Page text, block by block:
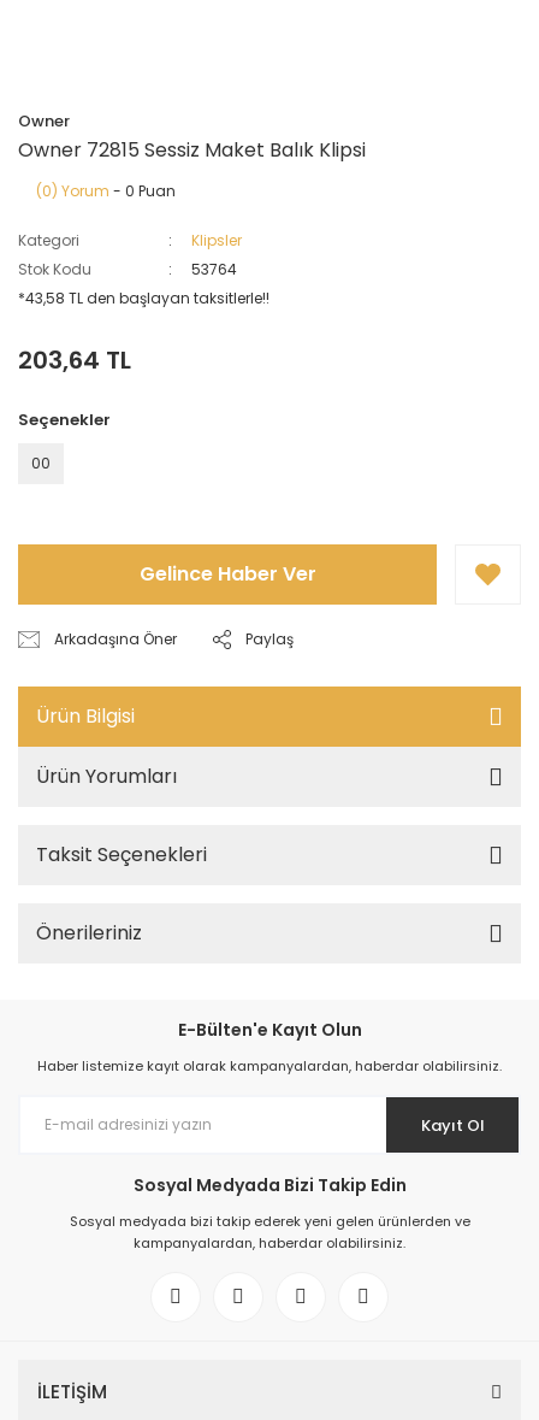
Owner
Owner 72815 Sessiz Maket Balık Klipsi
(0) Yorum - 0 Puan
Kategori
Klipsler
Stok Kodu
53764
*43,58 TL den başlayan taksitlerle!!
203,64 TL
Seçenekler
00
Gelince Haber Ver
Arkadaşına Öner Paylaş
Ürün Bilgisi
Ürün Yorumları
Taksit Seçenekleri
Önerileriniz
E-Bülten'e Kayıt Olun
Haber listemize kayıt olarak kampanyalardan, haberdar olabilirsiniz.
Kayıt Ol
Sosyal Medyada Bizi Takip Edin
Sosyal medyada bizi takip ederek yeni gelen ürünlerden ve
kampanyalardan, haberdar olabilirsiniz.
İLETİŞİM